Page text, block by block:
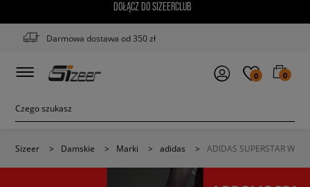
DOŁĄCZ DO SIZEERCLUB
Darmowa dostawa od 350 zł
0 0
Sizeer > Damskie > Marki > adidas > ADIDAS SUPERSTAR W